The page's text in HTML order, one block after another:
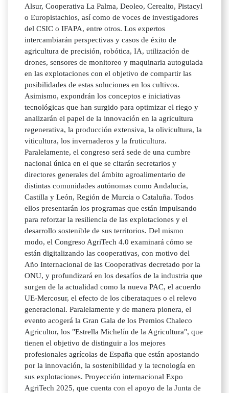
Alsur, Cooperativa La Palma, Deoleo, Cerealto, Pistacyl
o Europistachios, así como de voces de investigadores
del CSIC o IFAPA, entre otros. Los expertos
intercambiarán perspectivas y casos de éxito de
agricultura de precisión, robótica, IA, utilización de
drones, sensores de monitoreo y maquinaria autoguiada
en las explotaciones con el objetivo de compartir las
posibilidades de estas soluciones en los cultivos.
Asimismo, expondrán los conceptos e iniciativas
tecnológicas que han surgido para optimizar el riego y
analizarán el papel de la innovación en la agricultura
regenerativa, la producción extensiva, la olivicultura, la
viticultura, los invernaderos y la fruticultura.
Paralelamente, el congreso será sede de una cumbre
nacional única en el que se citarán secretarios y
directores generales del ámbito agroalimentario de
distintas comunidades autónomas como Andalucía,
Castilla y León, Región de Murcia o Cataluña. Todos
ellos presentarán los programas que están impulsando
para reforzar la resiliencia de las explotaciones y el
desarrollo sostenible de sus territorios. Del mismo
modo, el Congreso AgriTech 4.0 examinará cómo se
están digitalizando las cooperativas, con motivo del
Año Internacional de las Cooperativas decretado por la
ONU, y profundizará en los desafíos de la industria que
surgen de la actualidad como la nueva PAC, el acuerdo
UE-Mercosur, el efecto de los ciberataques o el relevo
generacional. Paralelamente y de manera pionera, el
evento acogerá la Gran Gala de los Premios Chaleco
Agricultor, los "Estrella Michelín de la Agricultura", que
tienen el objetivo de distinguir a los mejores
profesionales agrícolas de España que están apostando
por la innovación, la sostenibilidad y la tecnología en
sus explotaciones. Proyección internacional Expo
AgriTech 2025, que cuenta con el apoyo de la Junta de